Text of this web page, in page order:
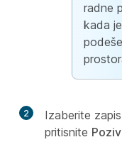
radne
kada je
2 Izaberite
pritisnite Poziv